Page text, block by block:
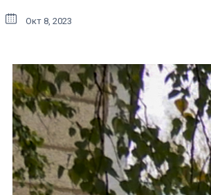
Окт 8, 2023